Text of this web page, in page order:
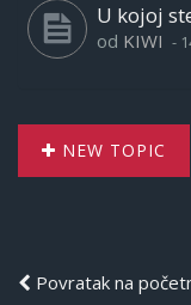
U kojoj
od KIWI -
NEW TOPIC
Povratak na